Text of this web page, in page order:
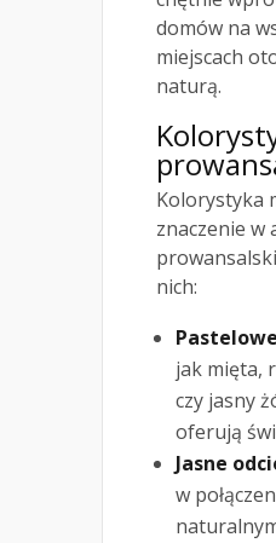
domów na
miejscach
naturą.
Kolorystyka
znaczenie w
nich:
jak mięta,
czy jasny
oferują
Jasne
w